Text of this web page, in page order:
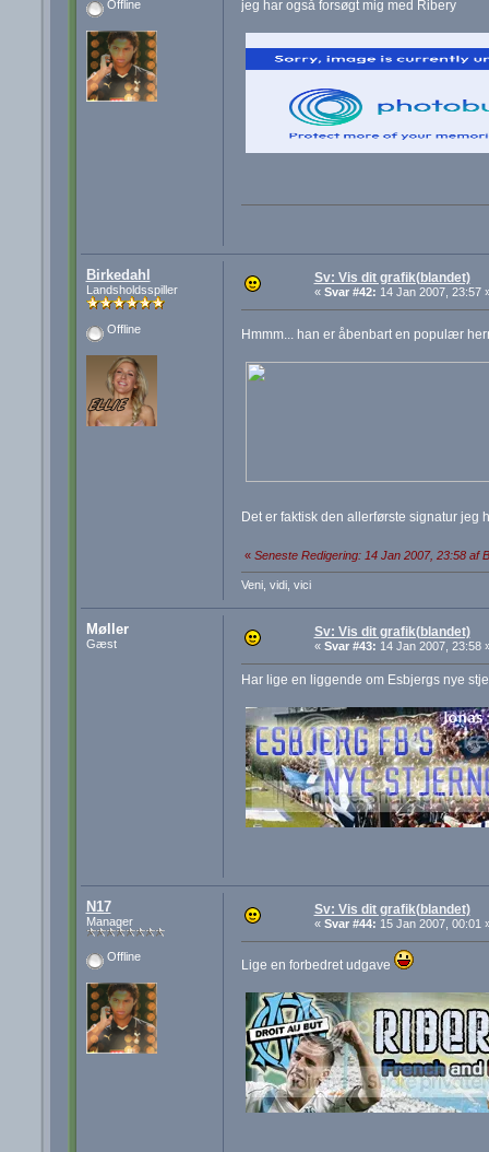
Offline jeg har også forsøgt mig med Ribery
Birkedahl
Landsholdsspiller
Offline
Sv: Vis dit grafik(blandet)
« Svar #42: 14 Jan 2007, 23:57
Hmmm... han er åbenbart en populær
Det er faktisk den allerførste signatur jeg
« Seneste Redigering: 14 Jan 2007, 23:58 af
Veni, vidi, vici
Møller
Gæst
Sv: Vis dit grafik(blandet)
« Svar #43: 14 Jan 2007, 23:58
Har lige en liggende om Esbjergs nye
N17
Manager
Offline
Sv: Vis dit grafik(blandet)
« Svar #44: 15 Jan 2007, 00:01
Lige en forbedret udgave